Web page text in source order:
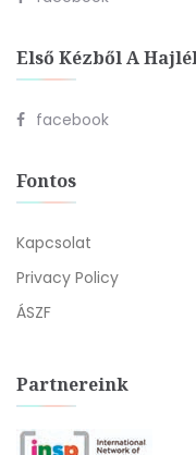
Első Kézből A
facebook
Fontos
Kapcsolat
Privacy Policy
ÁSZF
Partnereink